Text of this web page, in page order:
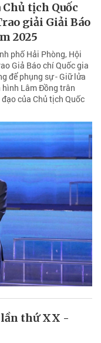
tịch Quốc
giải Giải Báo
2025
phố Hải Phòng, Hội
Giả Báo chí Quốc gia
để phụng sự - Giữ lửa
hình Lâm Đồng trân
của Chủ tịch Quốc
lần thứ XX -